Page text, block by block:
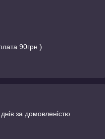
90грн )
за домовленістю